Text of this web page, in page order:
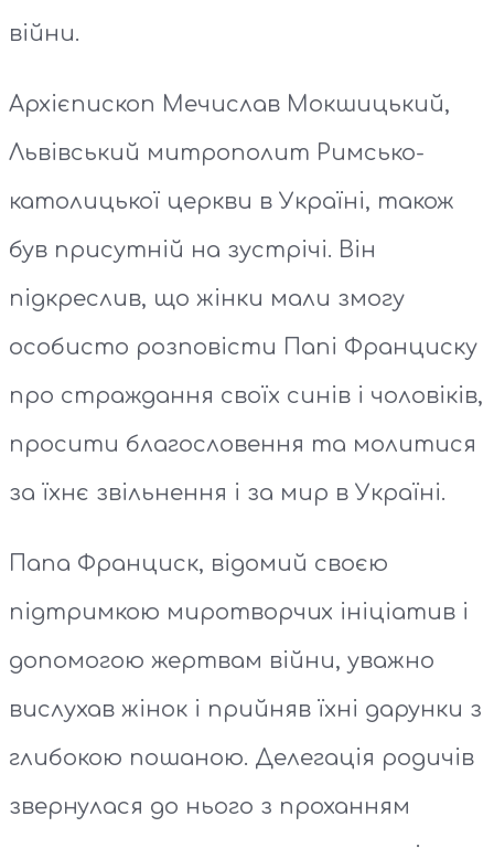
війни.
Архієпископ Мечислав Мокшицький,
Львівський митрополит Римсько-
католицької церкви в Україні, також
був присутній на зустрічі. Він
підкреслив, що жінки мали змогу
особисто розповісти Папі Франциску
про страждання своїх синів і чоловіків,
просити благословення та молитися
за їхнє звільнення і за мир в Україні.
Папа Франциск, відомий своєю
підтримкою миротворчих ініціатив і
допомогою жертвам війни, уважно
вислухав жінок і прийняв їхні дарунки з
глибокою пошаною. Делегація родичів
звернулася до нього з проханням